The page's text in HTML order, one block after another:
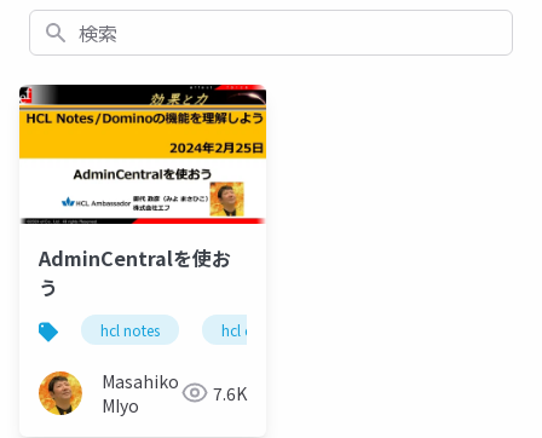
検索
AdminCentralを使お
う
hcl notes hcl domino
Masahiko
MIyo
7.6K